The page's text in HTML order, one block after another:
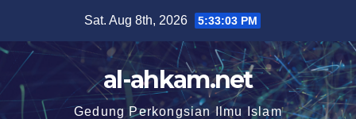
Sat. Aug 8th, 2026 5:33:04 PM
al-ahkam.net
Gedung Perkongsian Ilmu Islam